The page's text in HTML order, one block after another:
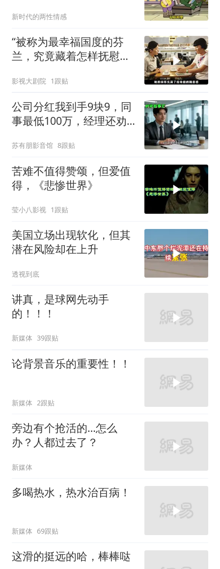
新时代的两性情感
“被称为最幸福国度的芬
兰，究竟藏着怎样抚慰人
影视大剧院 1跟贴
公司分红我到手9块9，同
事最低100万，经理还劝
苏有朋影音馆 8跟贴
苦难不值得赞颂，但爱值
得，《悲惨世界》
莹小八影视 1跟贴
美国立场出现软化，但其
潜在风险却在上升
透视到底
讲真，是球网先动手
的！！！
新媒体 39跟贴
论背景音乐的重要性！！
新媒体 2跟贴
旁边有个抢活的…怎么
办？人都过去了？
新媒体
多喝热水，热水治百病！
新媒体 69跟贴
这滑的挺远的哈，棒棒哒